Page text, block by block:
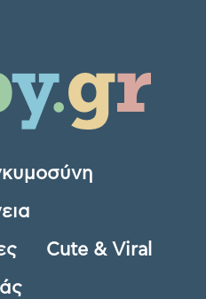
Cute & Viral